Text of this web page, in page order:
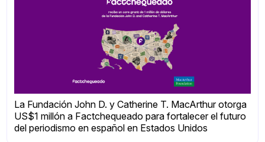
La Fundación John D. y Catherine T. MacArthur otorga
US$1 millón a Factchequeado para fortalecer el futuro
del periodismo en español en Estados Unidos